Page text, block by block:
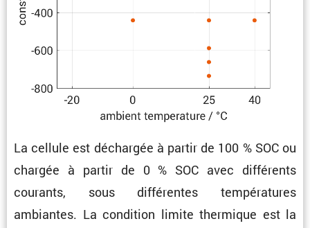
La cellule est déchargée à partir de 100 % SOC ou
chargée à partir de 0 % SOC avec diffé­rents
courants, sous diffé­rentes tempé­ra­tures
ambiantes. La condi­tion limite thermique est la